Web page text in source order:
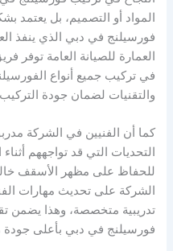
المواد أو التصميم، بل يعتمد
فورسيلنج في دبي الذي ينفذ
العمارة للصيانة العامة توفر
في تركيب جميع أنواع
والتقنيات لضمان جودة
كما أن الفنيين في الشركة
التحديات التي قد تواجههم
للحفاظ على مظهر الأسقف
الشركة على تحديث مهارات
تدريبية متخصصة، وهذا يضمن
فورسيلنج في دبي بأعلى جودة